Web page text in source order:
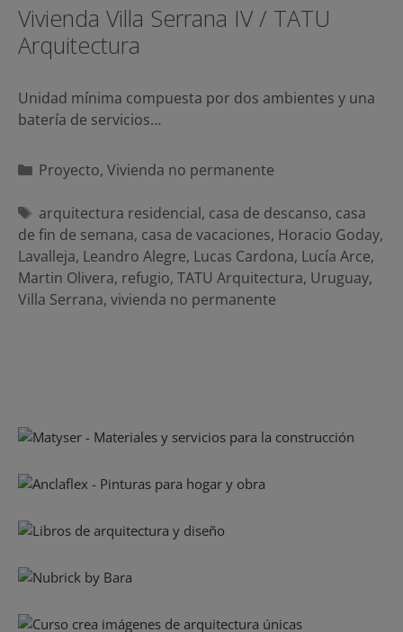
Vivienda Villa Serrana IV / TATU
Arquitectura
Unidad mínima compuesta por dos ambientes y una
batería de servicios…
Categorías
Proyecto, Vivienda no permanente
Etiquetas
arquitectura residencial, casa de descanso, casa
de fin de semana, casa de vacaciones, Horacio Goday,
Lavalleja, Leandro Alegre, Lucas Cardona, Lucía Arce,
Martin Olivera, refugio, TATU Arquitectura, Uruguay,
Villa Serrana, vivienda no permanente